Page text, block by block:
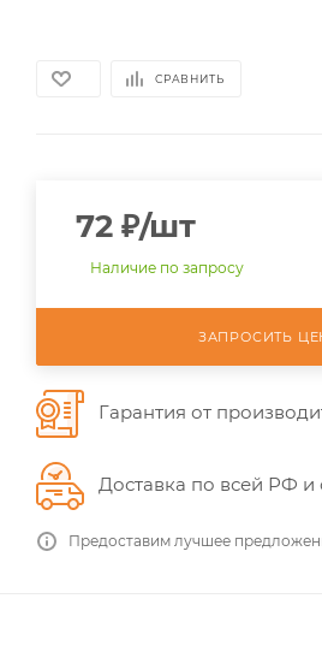
СРАВНИТЬ
72 ₽/шт
Наличие по запросу
ЗАПРОСИТЬ
Гарантия от
Доставка по всей РФ и
Предоставим лучшее